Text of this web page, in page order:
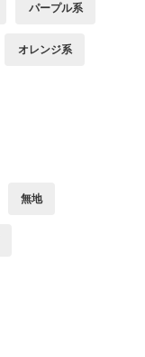
パープル系
オレンジ系
無地